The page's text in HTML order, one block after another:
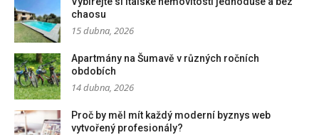
chaosu
15 dubna, 2026
Apartmány na Šumavě v různých ročních
obdobích
14 dubna, 2026
Proč by měl mít každý moderní byznys web
vytvořený profesionály?